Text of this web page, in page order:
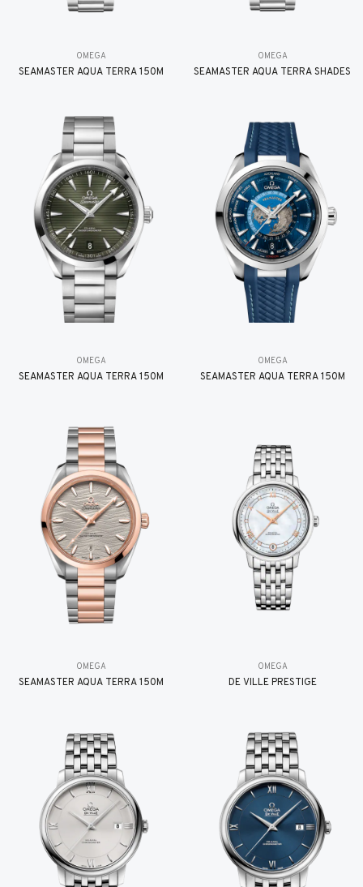
OMEGA
SEAMASTER AQUA TERRA 150M
OMEGA
SEAMASTER AQUA TERRA SHADES
OMEGA
SEAMASTER AQUA TERRA 150M
OMEGA
SEAMASTER AQUA TERRA 150M
OMEGA
SEAMASTER AQUA TERRA 150M
OMEGA
DE VILLE PRESTIGE